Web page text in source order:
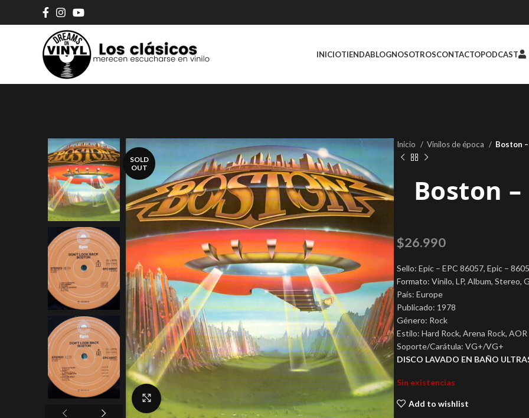
INICIOTIENDABLOGNOSOTROSCONTACTOPODCAST
SOLD
OUT
Click to enlarge
Inicio Vinilos de época Boston –
Boston
$26.990
Sello: Epic – EPC 86057, Epic –
Formato: Vinilo, LP, Album, Stereo,
País: Europe
Publicado: 1978
Género: Rock
Estilo: Hard Rock, Arena Rock, AOR
Soporte/Carátula: VG+/VG+
DISCO LAVADO EN BAÑO
Sin existencias
Add to wishlist